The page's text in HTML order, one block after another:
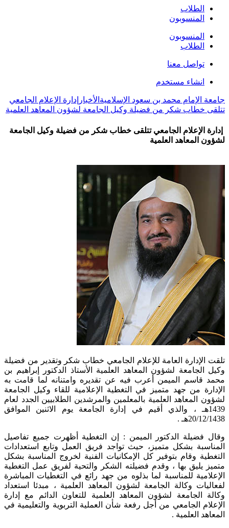
الطلاب
المنسوبون
المنسوبون
الطلاب
تواصل معنا
انشاء مستخدم
جامعة الإمام محمد بن سعود الإسلامية الأخبار إدارة الإعلام الجامعي
تتلقى خطاب شكر من فضيلة وكيل الجامعة لشؤون المعاهد العلمية
إدارة الإعلام الجامعي تتلقى خطاب شكر من فضيلة وكيل الجامعة
لشؤون المعاهد العلمية
​تلقت الإدارة العامة للإعلام الجامعي خطاب شكر وتقدير من فضيلة
وكيل الجامعة لشؤون المعاهد العلمية الأستاذ الدكتور إبراهيم بن
محمد قاسم الميمن أعرب فیه عن تقدیره وامتنانه لما قامت به
الإدارة من جھد متمیز في التغطیة الإعلامیة للقاء وكيل الجامعة
لشؤون المعاهد العلمية بالمعلمين والمرشدين الطلابيين الجدد لعام
1439هـ ، والذي أقيم في إدارة الجامعة يوم الاثنين الموافق
20/12/1438هـ .
وقال فضيلة الدكتور الميمن : إن التغطیة أظھرت جمیع تفاصیل
المناسبة بشكل متمیز، حیث تواجد فريق العمل وتابع استعدادات
التغطیة وقام بتوفیر كل الإمكانیات الفنیة لخروج المناسبة بشكل
متمیز یلیق بها ، وقدم فضيلته الشكر والتحیة لفريق عمل التغطیة
الإعلامیة للمناسبة لما بذلوه من جھد رائع في التغطیات المباشرة
لفعاليات وكالة الجامعة لشؤون المعاهد العلمية ، مبدئا استعداد
وكالة الجامعة لشؤون المعاهد العلمية للتعاون الدائم مع إدارة
الإعلام الجامعي من أجل رفعة شأن العملية التربوية والتعليمية في
المعاهد العلمية .